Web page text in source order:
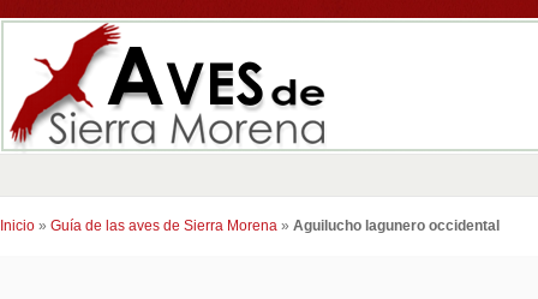
Inicio » Guía de las aves de Sierra Morena » Aguilucho lagunero occidental